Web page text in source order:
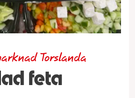
feta
Torslanda